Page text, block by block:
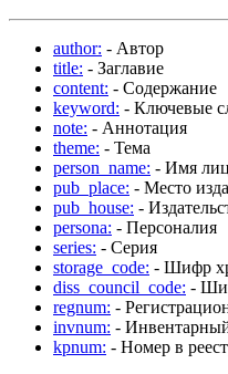
author: - Автор
title: - Заглавие
content: - Содержание
keyword: - Ключевые
note: - Аннотация
theme: - Тема
person_name: - Имя
pub_place: - Место
pub_house: -
persona: - Персоналия
series: - Серия
storage_code: - Шифр
diss_council_code: -
regnum: -
invnum: -
kpnum: - Номер в